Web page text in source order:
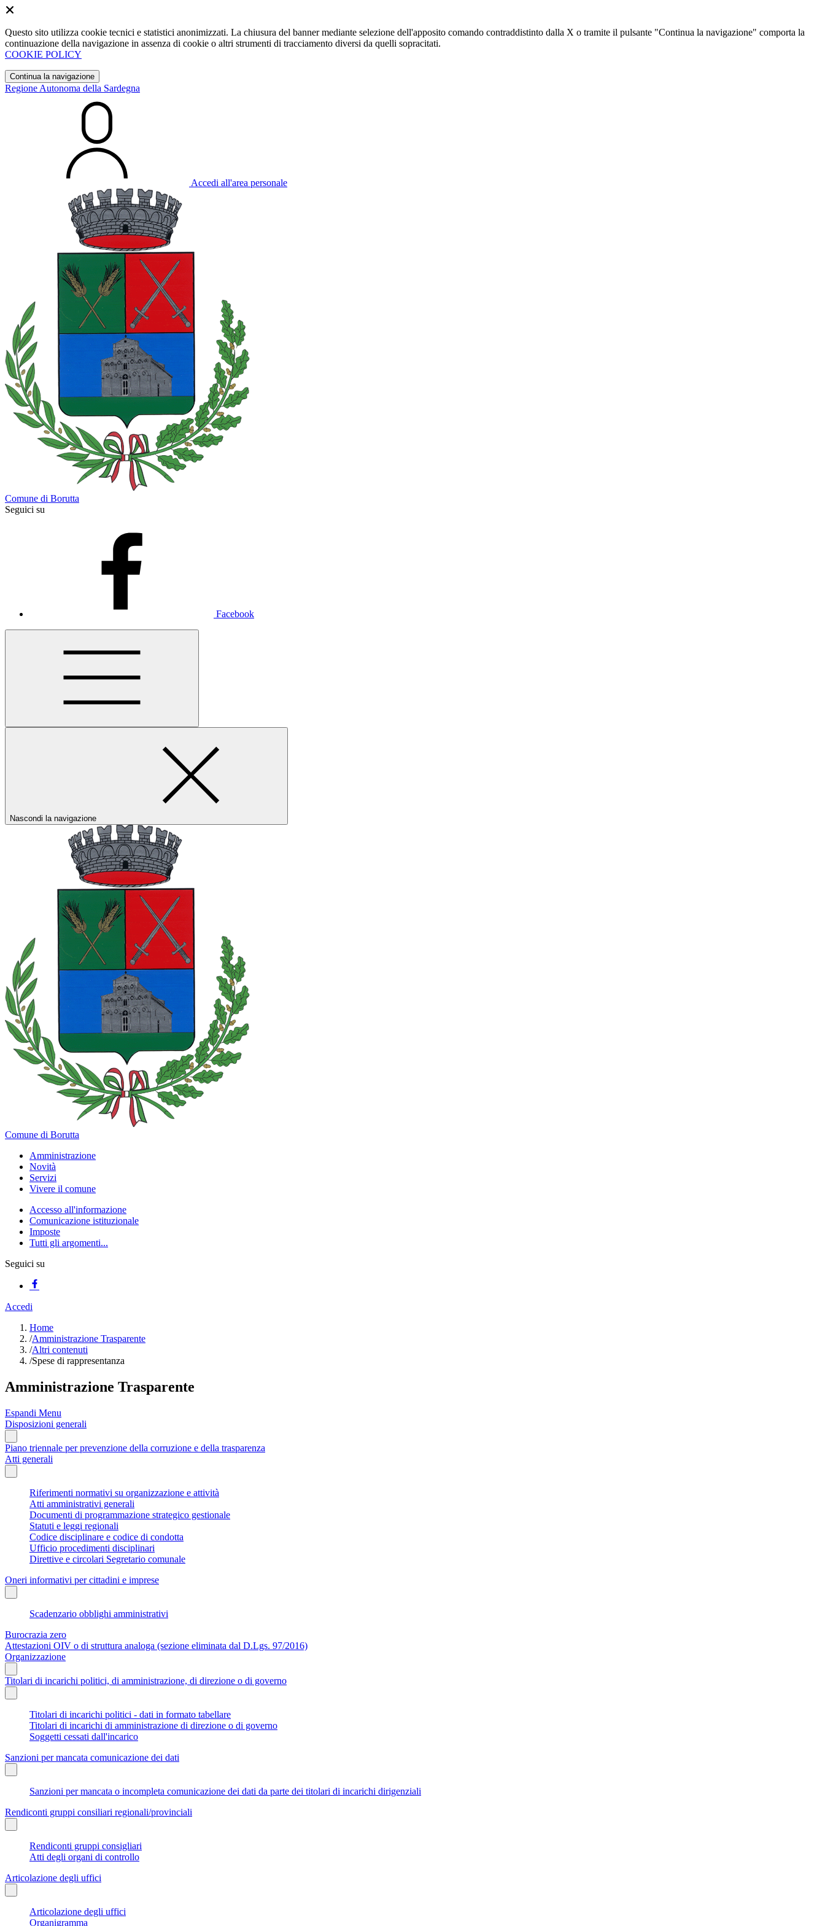
Questo sito utilizza cookie tecnici e statistici anonimizzati. La chiusura del banner mediante selezione dell'apposito comando contraddistinto dalla X o tramite il pulsante "Continua la navigazione" comporta la
continuazione della navigazione in assenza di cookie o altri strumenti di tracciamento diversi da quelli sopracitati.
COOKIE POLICY
Continua la navigazione
Regione Autonoma della Sardegna
Accedi all'area personale
Comune di Borutta
Seguici su
Facebook
Nascondi la navigazione
Comune di Borutta
Amministrazione
Novità
Servizi
Vivere il comune
Accesso all'informazione
Comunicazione istituzionale
Imposte
Tutti gli argomenti...
Seguici su
Accedi
Home
/Amministrazione Trasparente
/Altri contenuti
/Spese di rappresentanza
Amministrazione Trasparente
Espandi Menu
Disposizioni generali
Piano triennale per prevenzione della corruzione e della trasparenza
Atti generali
Riferimenti normativi su organizzazione e attività
Atti amministrativi generali
Documenti di programmazione strategico gestionale
Statuti e leggi regionali
Codice disciplinare e codice di condotta
Ufficio procedimenti disciplinari
Direttive e circolari Segretario comunale
Oneri informativi per cittadini e imprese
Scadenzario obblighi amministrativi
Burocrazia zero
Attestazioni OIV o di struttura analoga (sezione eliminata dal D.Lgs. 97/2016)
Organizzazione
Titolari di incarichi politici, di amministrazione, di direzione o di governo
Titolari di incarichi politici - dati in formato tabellare
Titolari di incarichi di amministrazione di direzione o di governo
Soggetti cessati dall'incarico
Sanzioni per mancata comunicazione dei dati
Sanzioni per mancata o incompleta comunicazione dei dati da parte dei titolari di incarichi dirigenziali
Rendiconti gruppi consiliari regionali/provinciali
Rendiconti gruppi consigliari
Atti degli organi di controllo
Articolazione degli uffici
Articolazione degli uffici
Organigramma